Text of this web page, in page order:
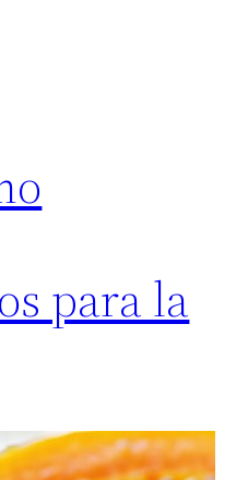
para la